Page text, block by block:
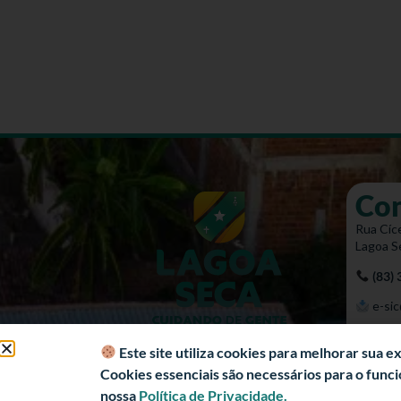
Rua
Lagoa
(83)
e-
Este site utiliza cookies para melhorar sua
Cookies essenciais são necessários para o
nossa Política de Privacidade.